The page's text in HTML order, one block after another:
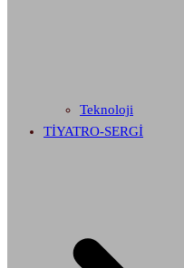
Teknoloji
TİYATRO-SERGİ